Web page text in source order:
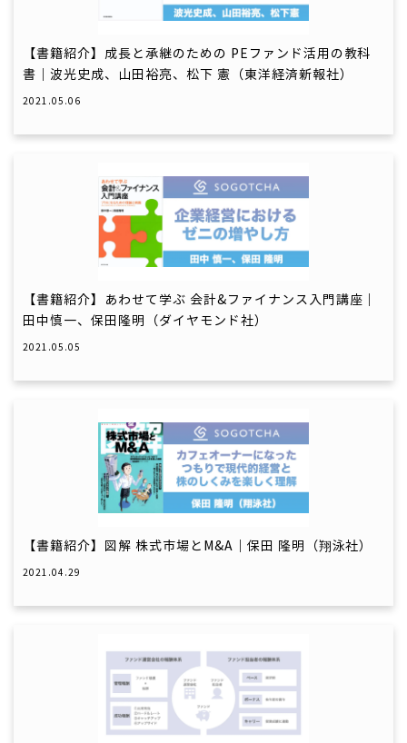
【書籍紹介】成長と承継のための PEファンド活用の教科
書｜波光史成、山田裕亮、松下 憲（東洋経済新報社）
2021.05.06
【書籍紹介】あわせて学ぶ 会計&ファイナンス入門講座｜
田中慎一、保田隆明（ダイヤモンド社）
2021.05.05
【書籍紹介】図解 株式市場とM&A｜保田 隆明（翔泳社）
2021.04.29